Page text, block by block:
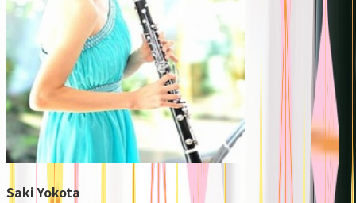
Saki Yokota